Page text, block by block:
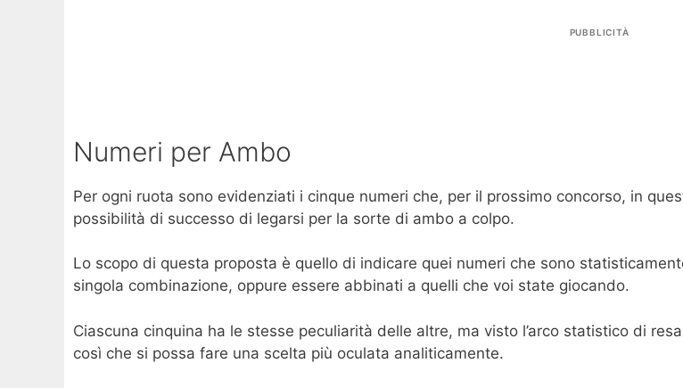
PUBBLICITÀ
Numeri per Ambo
Per ogni ruota sono evidenziati i cinque numeri che, per il prossimo concorso, in
possibilità di successo di legarsi per la sorte di ambo a colpo.
Lo scopo di questa proposta è quello di indicare quei numeri che sono
singola combinazione, oppure essere abbinati a quelli che voi state giocando.
Ciascuna cinquina ha le stesse peculiarità delle altre, ma visto l’arco statistico di
così che si possa fare una scelta più oculata analiticamente.